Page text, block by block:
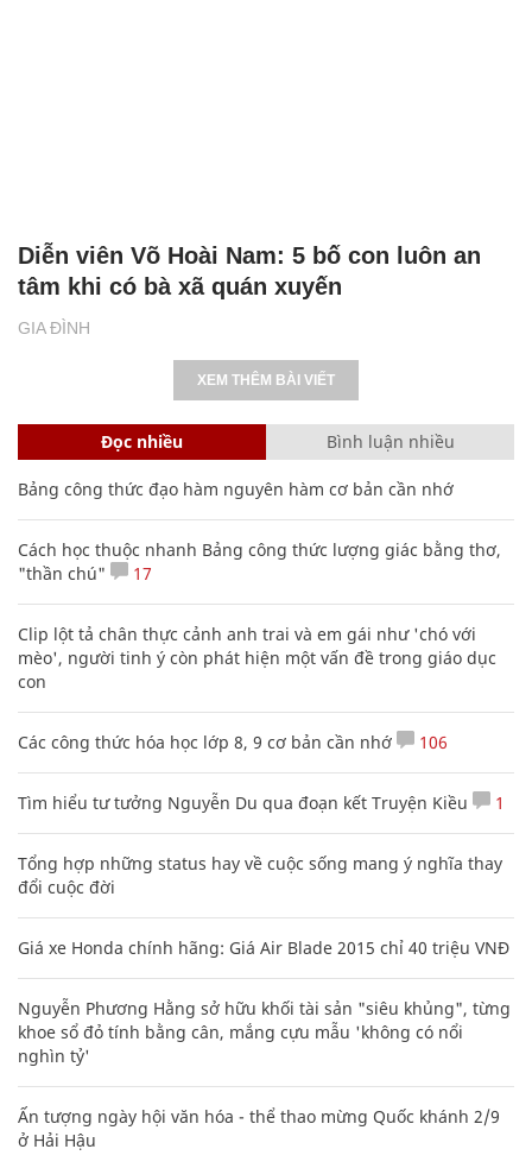
GIA ĐÌNH
Diễn viên Võ Hoài Nam: 5 bố con luôn an
tâm khi có bà xã quán xuyến
XEM THÊM BÀI VIẾT
Đọc nhiều Bình luận nhiều
Bảng công thức đạo hàm nguyên hàm cơ bản cần nhớ
Cách học thuộc nhanh Bảng công thức lượng giác bằng thơ,
"thần chú"
17
Clip lột tả chân thực cảnh anh trai và em gái như 'chó với
mèo', người tinh ý còn phát hiện một vấn đề trong giáo dục
con
Các công thức hóa học lớp 8, 9 cơ bản cần nhớ 106
Tìm hiểu tư tưởng Nguyễn Du qua đoạn kết Truyện Kiều 1
Tổng hợp những status hay về cuộc sống mang ý nghĩa thay
đổi cuộc đời
Giá xe Honda chính hãng: Giá Air Blade 2015 chỉ 40 triệu VNĐ
Nguyễn Phương Hằng sở hữu khối tài sản "siêu khủng", từng
khoe sổ đỏ tính bằng cân, mắng cựu mẫu 'không có nổi
nghìn tỷ'
Ấn tượng ngày hội văn hóa - thể thao mừng Quốc khánh 2/9
ở Hải Hậu